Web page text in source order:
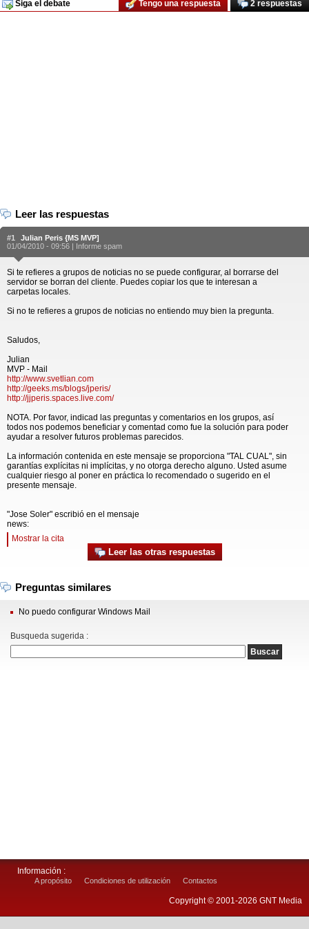
Siga el debate 2 respuestas
Tengo una respuesta
Leer las respuestas
#1
Julian Peris {MS MVP]
01/04/2010 - 09:56 | Informe spam
Si te refieres a grupos de noticias no se puede configurar, al borrarse del
servidor se borran del cliente. Puedes copiar los que te interesan a
carpetas locales.
Si no te refieres a grupos de noticias no entiendo muy bien la pregunta.
Saludos,
Julian
MVP - Mail
http://www.svetlian.com
http://geeks.ms/blogs/jperis/
http://jjperis.spaces.live.com/
NOTA. Por favor, indicad las preguntas y comentarios en los grupos, así
todos nos podemos beneficiar y comentad como fue la solución para poder
ayudar a resolver futuros problemas parecidos.
La información contenida en este mensaje se proporciona "TAL CUAL", sin
garantías explícitas ni implícitas, y no otorga derecho alguno. Usted asume
cualquier riesgo al poner en práctica lo recomendado o sugerido en el
presente mensaje.
"Jose Soler" escribió en el mensaje
news:
Mostrar la cita
Leer las otras respuestas
Preguntas similares
No puedo configurar Windows Mail
Busqueda sugerida :
Información :
A propósito Condiciones de utilización Contactos
Copyright © 2001-2026 GNT Media